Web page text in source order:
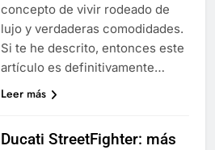
concepto de vivir rodeado de
lujo y verdaderas comodidades.
Si te he descrito, entonces este
artículo es definitivamente…
Leer más
Ducati StreetFighter: más